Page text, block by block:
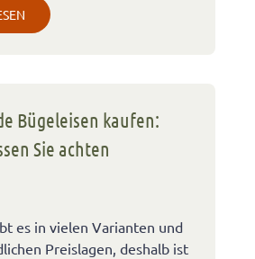
Bügeleisen kaufen:
Sie achten
es in vielen Varianten und
Preislagen, deshalb ist